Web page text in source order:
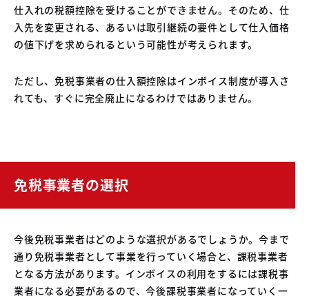
仕入れの税額控除を受けることができません。そのため、仕
入先を変更される、あるいは取引継続の要件として仕入価格
の値下げを求められるという可能性が考えられます。
ただし、免税事業者の仕入額控除はインボイス制度が導入さ
れても、すぐに完全廃止になるわけではありません。
免税事業者の選択
今後免税事業者はどのような選択があるでしょうか。今まで
通り免税事業者として事業を行っていく場合と、課税事業者
となる方法があります。インボイスの利用をするには課税事
業者になる必要があるので、今後課税事業者になっていく一